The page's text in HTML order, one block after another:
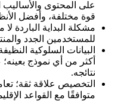
قوة مختلفة، وأفضل
مشكلة البداية الباردة
للمستخدمين الجدد
البيانات السلوكية
أكثر من أي نموذج
نتائجه.
التخصيص علاقة ثقة؛
متوافقًا مع القواعد